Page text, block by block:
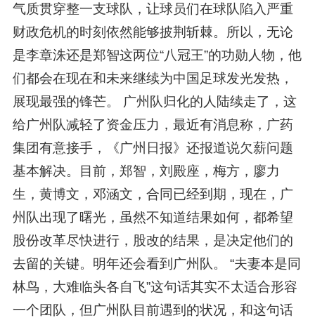
气质贯穿整一支球队，让球员们在球队陷入严重
财政危机的时刻依然能够披荆斩棘。所以，无论
是李章洙还是郑智这两位“八冠王”的功勋人物，他
们都会在现在和未来继续为中国足球发光发热，
展现最强的锋芒。 广州队归化的人陆续走了，这
给广州队减轻了资金压力，最近有消息称，广药
集团有意接手，《广州日报》还报道说欠薪问题
基本解决。目前，郑智，刘殿座，梅方，廖力
生，黄博文，邓涵文，合同已经到期，现在，广
州队出现了曙光，虽然不知道结果如何，都希望
股份改革尽快进行，股改的结果，是决定他们的
去留的关键。明年还会看到广州队。 “夫妻本是同
林鸟，大难临头各自飞”这句话其实不太适合形容
一个团队，但广州队目前遇到的状况，和这句话